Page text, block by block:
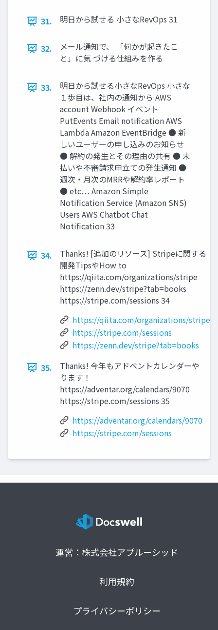
31. 明日から試せる 小さなRevOps 31
32.
メール通知で、 「何かが起きたこ
と」に気 づける仕組みを作る
33.
明日から試せる小さなRevOps 小さな
１歩目は、社内の通知から AWS
account Webhook イベント
PutEvents Email notification AWS
Lambda Amazon EventBridge ● 新
しいユーザーの申し込みのお知らせ
● 解約の発生とその理由の共有 ● 未
払いや不審請求申立ての発生通知 ●
週次・月次のMRRや解約率レポート
● etc… Amazon Simple
Notification Service (Amazon SNS)
Users AWS Chatbot Chat
Notification 33
34.
Thanks! [追加のリソース] Stripeに関する
開発TipsやHow to
https://qiita.com/organizations/stripe
https://zenn.dev/stripe?tab=books
https://stripe.com/sessions 34
https://qiita.com/organizations/stripe
https://stripe.com/sessions
https://zenn.dev/stripe?tab=books
35.
Thanks! 今年もアドベントカレンダーや
ります！
https://adventar.org/calendars/9070
https://stripe.com/sessions 35
https://adventar.org/calendars/9070
https://stripe.com/sessions
運営：株式会社アプルーシッド
利用規約
プライバシーポリシー